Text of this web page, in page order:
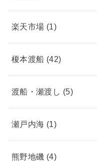
楽天市場 (1)
榎本渡船 (42)
渡船・瀬渡し (5)
瀬戸内海 (1)
熊野地磯 (4)